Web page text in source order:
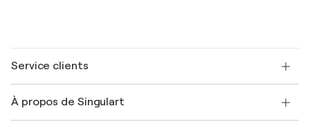
Service clients
Expédition
À propos de Singulart